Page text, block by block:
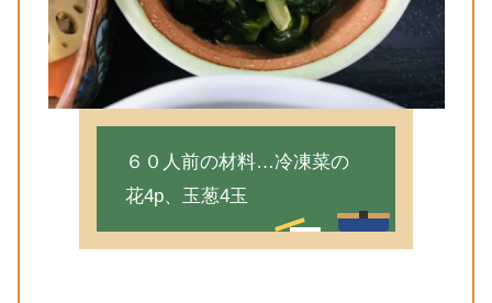
６０人前の材料…冷凍菜の
花4p、玉葱4玉